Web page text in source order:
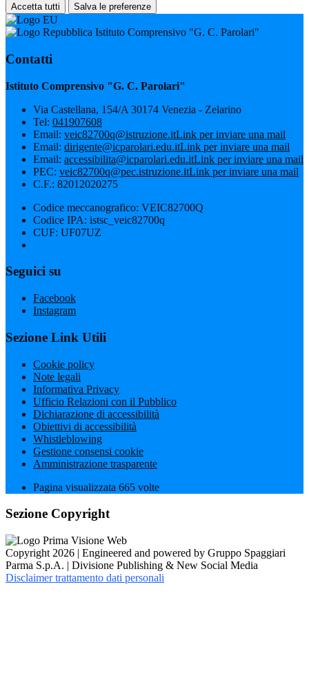
Accetta tutti Salva le preferenze
Istituto Comprensivo "G. C. Parolari"
Contatti
Istituto Comprensivo "G. C. Parolari"
Via Castellana, 154/A 30174 Venezia - Zelarino
Tel: 041907608
Email: veic82700q@istruzione.itLink per inviare una mail
Email: dirigente@icparolari.edu.itLink per inviare una mail
Email: accessibilita@icparolari.edu.itLink per inviare una mail
PEC: veic82700q@pec.istruzione.itLink per inviare una mail
C.F.: 82012020275
Codice meccanografico: VEIC82700Q
Codice IPA: istsc_veic82700q
CUF: UF07UZ
Seguici su
Facebook
Instagram
Sezione Link Utili
Cookie policy
Note legali
Informativa Privacy
Ufficio Relazioni con il Pubblico
Dichiarazione di accessibilità
Obiettivi di accessibilità
Whistleblowing
Gestione consensi cookie
Amministrazione trasparente
Pagina visualizzata 665 volte
Sezione Copyright
Copyright 2026 | Engineered and powered by Gruppo Spaggiari
Parma S.p.A. | Divisione Publishing & New Social Media
Disclaimer trattamento dati personali